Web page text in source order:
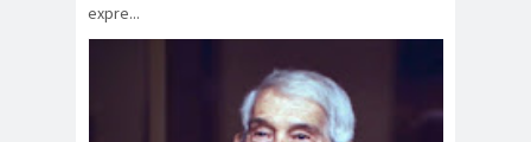
63
ANNEF
Antofagas
ta
expre...